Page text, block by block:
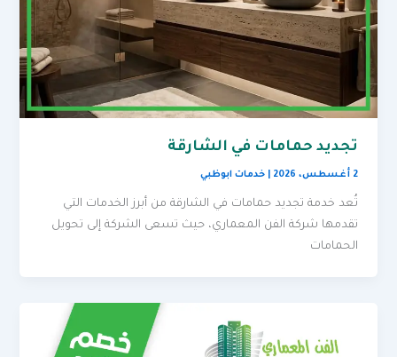
تجديد حمامات في الشارقة
2 أغسطس، 2026 |خدمات ابوظبي
تُعد خدمة تجديد حمامات في الشارقة من أبرز الخدمات التي
تقدمها شركة الفن المعماري، حيث تسعى الشركة إلى تحويل
الحمامات